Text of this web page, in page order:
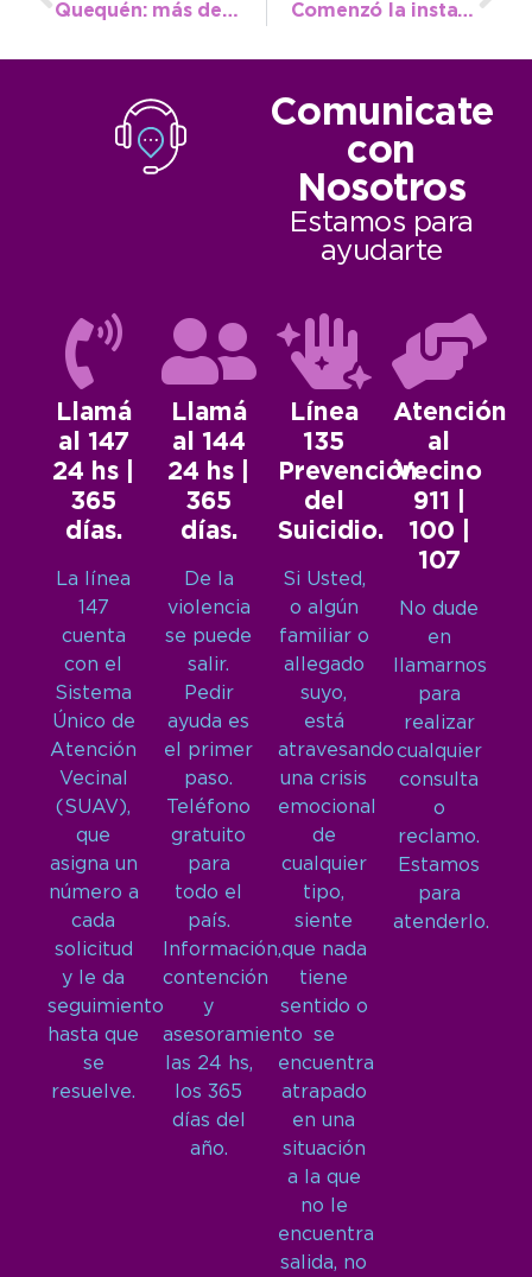
Quequén: más de 250 jóvenes disfrutaron de un sábado distinto Comenzó la instalación eléctrica en la 554 y López se acercó para ver su avance
Comunicate
con
Nosotros
Estamos para
ayudarte
Llamá
al 147
24 hs |
365
días.
La línea
147
cuenta
con el
Sistema
Único de
Atención
Vecinal
(SUAV),
que
asigna un
número a
cada
solicitud
y le da
seguimiento
hasta que
se
resuelve.
Llamá
al 144
24 hs |
365
días.
De la
violencia
se puede
salir.
Pedir
ayuda es
el primer
paso.
Teléfono
gratuito
para
todo el
país.
Información,
contención
y
asesoramiento
las 24 hs,
los 365
días del
año.
Línea
135
Prevención
del
Suicidio.
Si Usted,
o algún
familiar o
allegado
suyo,
está
atravesando
una crisis
emocional
de
cualquier
tipo,
siente
que nada
tiene
sentido o
se
encuentra
atrapado
en una
situación
a la que
no le
encuentra
salida, no
Atención
al
Vecino
911 |
100 |
107
No dude
en
llamarnos
para
realizar
cualquier
consulta
o
reclamo.
Estamos
para
atenderlo.